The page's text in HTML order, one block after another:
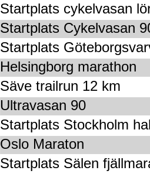
Startplats cykelvasan
Startplats Cykelvasan
Startplats
Helsingborg marathon
Säve trailrun 12 km
Ultravasan 90
Startplats Stockholm
Oslo Maraton
Startplats Sälen